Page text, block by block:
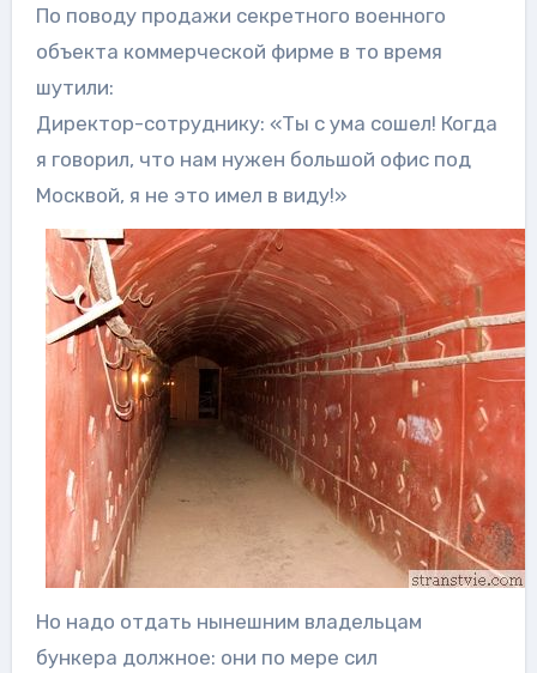
По поводу продажи секретного военного
объекта коммерческой фирме в то время
шутили:
Директор-сотруднику: «Ты с ума сошел! Когда
я говорил, что нам нужен большой офис под
Москвой, я не это имел в виду!»
Но надо отдать нынешним владельцам
бункера должное: они по мере сил